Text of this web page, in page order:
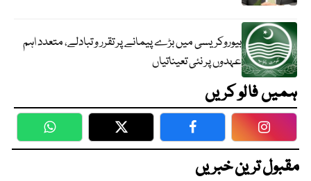
بیوروکریسی میں بڑے پیمانے پر تقرر و تبادلے، متعدد اہم
عہدوں پر نئی تعیناتیاں
ہمیں فالو کریں
WhatsApp Twitter Facebook
مقبول ترین خبریں